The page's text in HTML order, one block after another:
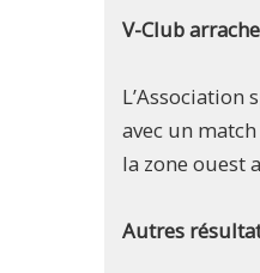
V-Club
L’Association
avec un
la zone ouest
Autres